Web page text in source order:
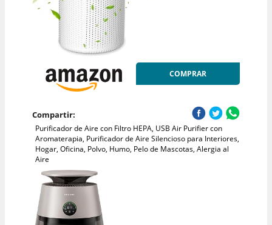
COMPRAR
Compartir:
Purificador de Aire con Filtro HEPA, USB Air Purifier con
Aromaterapia, Purificador de Aire Silencioso para Interiores,
Hogar, Oficina, Polvo, Humo, Pelo de Mascotas, Alergia al
Aire